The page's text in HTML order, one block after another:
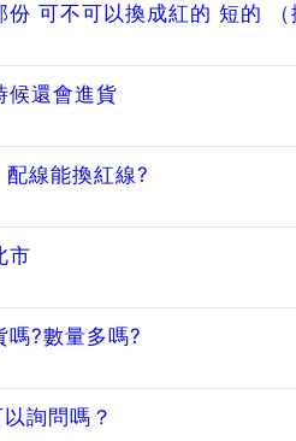
份 可不可以換成紅的 短的
候還會進貨
線能換紅線?
市
嗎?數量多嗎?
詢問嗎？